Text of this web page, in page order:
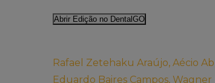
Abrir Edição no DentalGO
Rafael Zetehaku Araújo, Aécio
Eduardo Baires Campos,